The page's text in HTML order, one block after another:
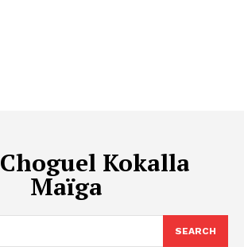
Choguel Kokalla
Maïga
SEARCH